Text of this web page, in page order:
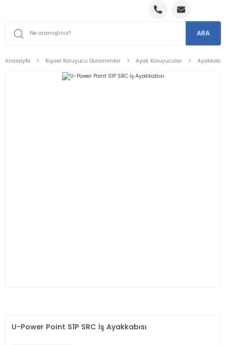
ARA
Anasayfa Kişisel Koruyucu Donanımlar Ayak Koruyucular
U-Power Point S1P SRC İş Ayakkabısı